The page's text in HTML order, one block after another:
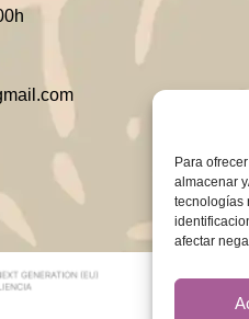
Para
almacenar
tecnologías
afectar